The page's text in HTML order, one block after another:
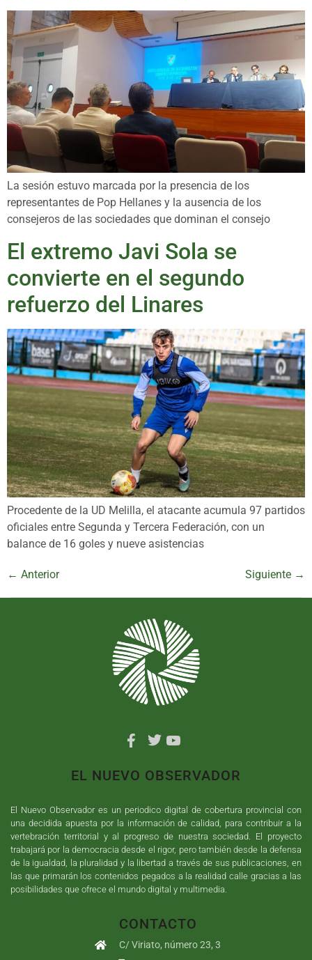
La sesión estuvo marcada por la presencia de los
representantes de Pop Hellanes y la ausencia de los
consejeros de las sociedades que dominan el consejo
El extremo Javi Sola se
convierte en el segundo
refuerzo del Linares
Procedente de la UD Melilla, el atacante acumula 97 partidos
oficiales entre Segunda y Tercera Federación, con un
balance de 16 goles y nueve asistencias
← Anterior Siguiente →
EL NUEVO OBSERVADOR
El Nuevo Observador es un periodico digital de cobertura provincial con
una decidida apuesta por la información de calidad, para contribuir a la
vertebración territorial y al progreso de nuestra sociedad. El proyecto
trabajará por la democracia desde el rigor, pero también desde la defensa
de la igualdad, la pluralidad y la libertad a través de sus publicaciones, en
las que primarán los contenidos pegados a la realidad calle gracias a las
posibilidades que ofrece el mundo digital y multimedia.
CONTACTO
C/ Viriato, número 23, 3